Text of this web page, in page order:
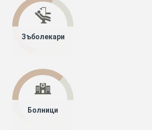
Зъболекари
Болници